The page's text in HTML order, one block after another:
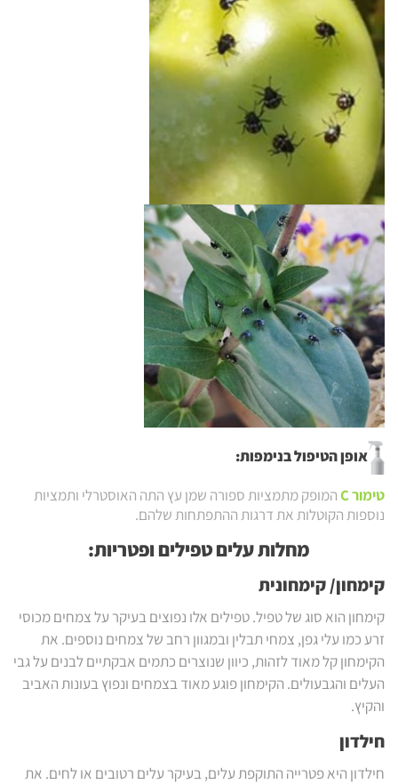
אופן הטיפול בנימפות:
טימור C
המופק מתמציות ספורה שמן עץ התה האוסטרלי ותמציות
נוספות הקוטלות את דרגות ההתפתחות שלהם.
מחלות עלים טפילים ופטריות:
קימחון/ קימחונית
קימחון הוא סוג של טפיל. טפילים אלו נפוצים בעיקר על צמחים מכוסי
זרע כמו עלי גפן, צמחי תבלין ובמגוון רחב של צמחים נוספים. את
הקימחון קל מאוד לזהות, כיוון שנוצרים כתמים אבקתיים לבנים על גבי
העלים והגבעולים. הקימחון פוגע מאוד בצמחים ונפוץ בעונות האביב
והקיץ.
חילדון
חילדון היא פטרייה התוקפת עלים, בעיקר עלים רטובים או לחים. את